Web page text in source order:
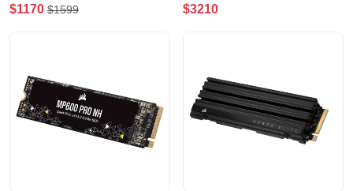
(CT1000T705SSD3)
$1170 $1599
SSD 固態硬盤(CSSD-
$3210